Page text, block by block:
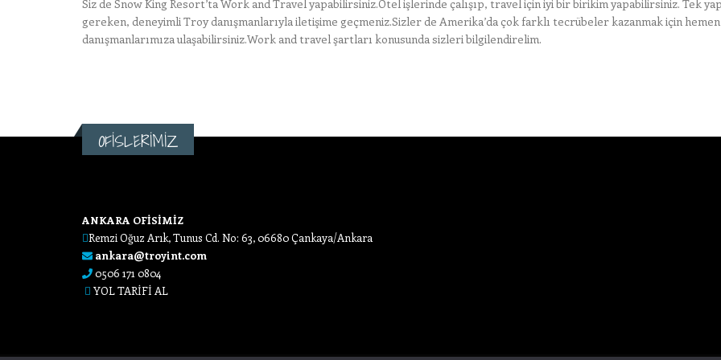
Siz de Snow King Resort’ta Work and Travel yapabilirsiniz.Otel işlerinde çalışıp, travel için iyi bir birikim yapabilirsiniz. Tek
gereken, deneyimli Troy danışmanlarıyla iletişime geçmeniz.Sizler de Amerika’da çok farklı tecrübeler kazanmak için hemen
danışmanlarımıza ulaşabilirsiniz.Work and travel şartları konusunda sizleri bilgilendirelim.
OFİSLERİMİZ
ANKARA OFİSİMİZ
Remzi Oğuz Arık, Tunus Cd. No: 63, 06680 Çankaya/Ankara
ankara@troyint.com
0506 171 0804
YOL TARİFİ AL